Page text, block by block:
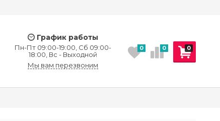
График работы
Пн-Пт 09:00-19:00, Сб 09:00-
18:00, Вс - Выходной
Мы вам перезвоним
0
0 0